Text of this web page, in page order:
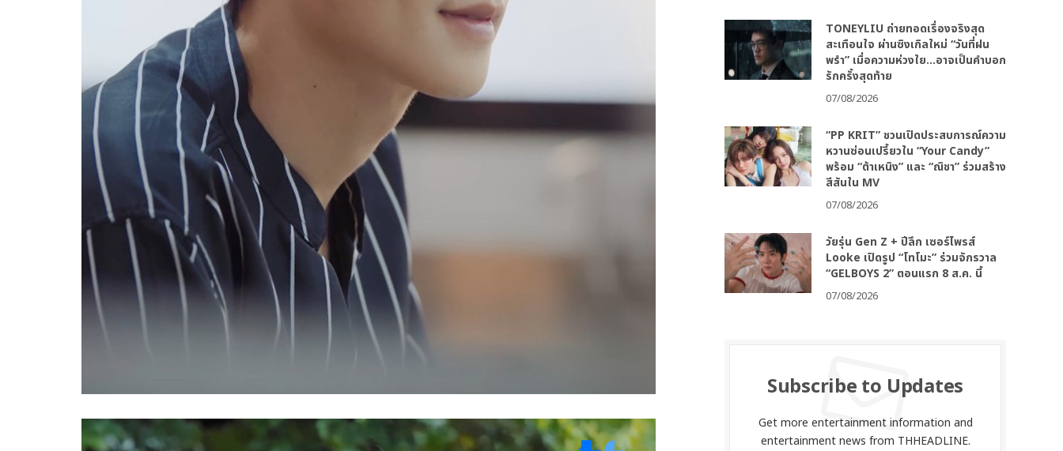
TONEYLIU ถ่ายทอดเรื่องจริงสุด
สะเทือนใจ ผ่านซิงเกิลใหม่ “วันที่ฝน
พรำ” เมื่อความห่วงใย…อาจเป็นคำบอก
รักครั้งสุดท้าย
07/08/2026
“PP KRIT” ชวนเปิดประสบการณ์ความ
หวานซ่อนเปรี้ยวใน “Your Candy”
พร้อม “ต้าเหนิง” และ “ณิชา” ร่วมสร้าง
สีสันใน MV
07/08/2026
วัยรุ่น Gen Z + ปีลึก เซอร์ไพรส์
Looke เปิดรูป “โทโมะ” ร่วมจักรวาล
“GELBOYS 2” ตอนแรก 8 ส.ค. นี้
07/08/2026
Subscribe to Updates
Get more entertainment information and
entertainment news from THHEADLINE.